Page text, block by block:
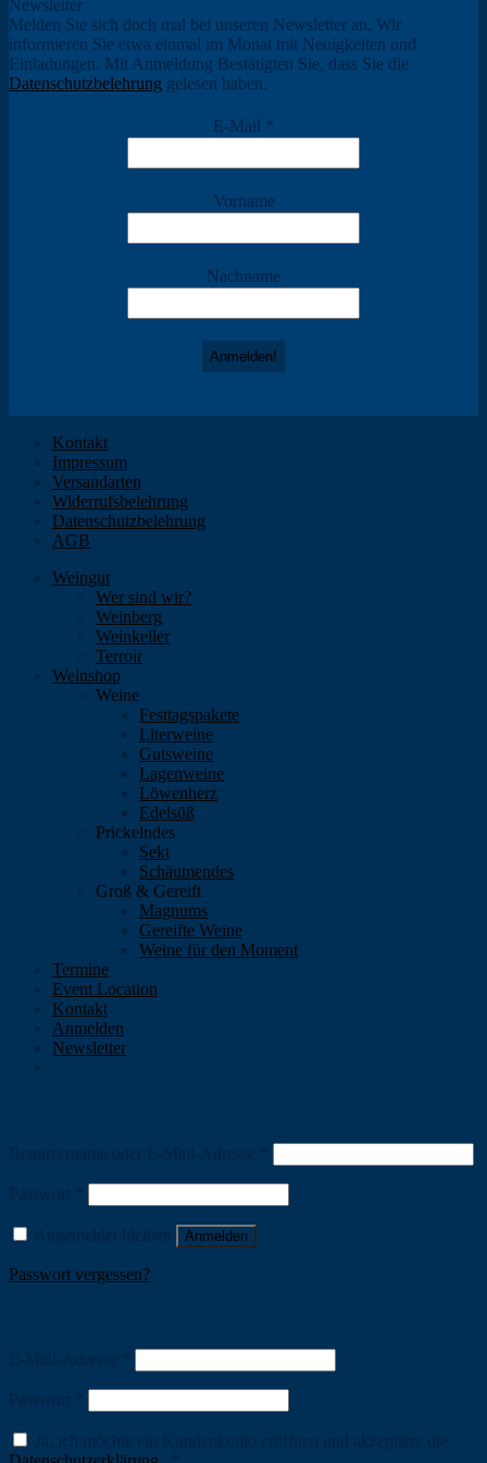
Newsletter
Melden Sie sich doch mal bei unseren Newsletter an. Wir
informieren Sie etwa einmal im Monat mit Neuigkeiten und
Einladungen. Mit Anmeldung Bestätigten Sie, dass Sie die
Datenschutzbelehrung gelesen haben.
E-Mail *
Vorname
Nachname
Kontakt
Impressum
Versandarten
Widerrufsbelehrung
Datenschutzbelehrung
AGB
Weingut
Wer sind wir?
Weinberg
Weinkeller
Terroir
Weinshop
Weine
Festtagspakete
Literweine
Gutsweine
Lagenweine
Löwenherz
Edelsüß
Prickelndes
Sekt
Schäumendes
Groß & Gereift
Magnums
Gereifte Weine
Weine für den Moment
Termine
Event Location
Kontakt
Anmelden
Newsletter
Anmelden
Passwort vergessen?